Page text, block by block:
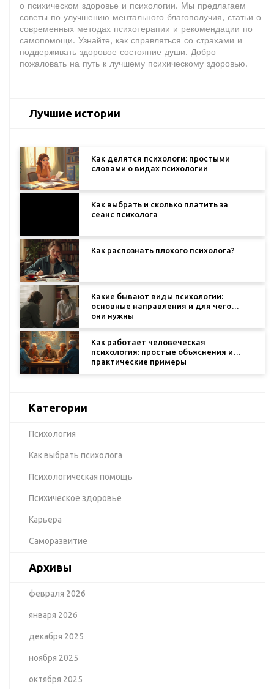
о психическом здоровье и психологии. Мы предлагаем
советы по улучшению ментального благополучия, статьи о
современных методах психотерапии и рекомендации по
самопомощи. Узнайте, как справляться со страхами и
поддерживать здоровое состояние души. Добро
пожаловать на путь к лучшему психическому здоровью!
Лучшие истории
Как делятся психологи: простыми
словами о видах психологии
Как выбрать и сколько платить за
сеанс психолога
Как распознать плохого психолога?
Какие бывают виды психологии:
основные направления и для чего
они нужны
Как работает человеческая
психология: простые объяснения и
практические примеры
Категории
Психология
Как выбрать психолога
Психологическая помощь
Психическое здоровье
Карьера
Саморазвитие
Архивы
февраля 2026
января 2026
декабря 2025
ноября 2025
октября 2025